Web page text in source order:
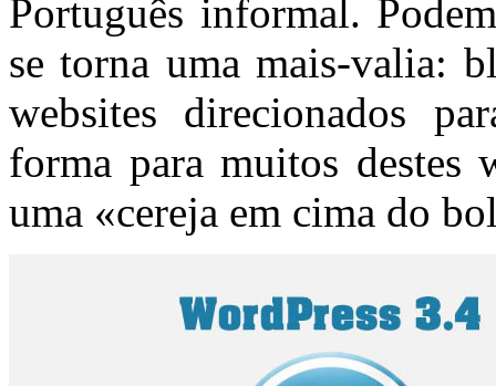
Português informal.
se torna uma mais-valia:
websites direcionados
forma para muitos destes
uma «cereja em cima do